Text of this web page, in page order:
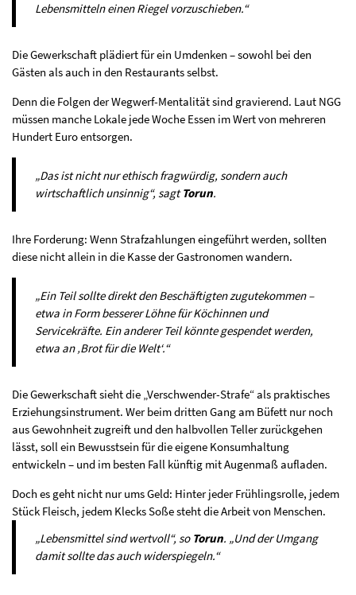
Lebensmitteln einen Riegel vorzuschieben.“
Die Gewerkschaft plädiert für ein Umdenken – sowohl bei den
Gästen als auch in den Restaurants selbst.
Denn die Folgen der Wegwerf-Mentalität sind gravierend. Laut NGG
müssen manche Lokale jede Woche Essen im Wert von mehreren
Hundert Euro entsorgen.
„Das ist nicht nur ethisch fragwürdig, sondern auch
wirtschaftlich unsinnig“, sagtTorun.
Ihre Forderung: Wenn Strafzahlungen eingeführt werden, sollten
diese nicht allein in die Kasse der Gastronomen wandern.
„Ein Teil sollte direkt den Beschäftigten zugutekommen –
etwa in Form besserer Löhne für Köchinnen und
Servicekräfte. Ein anderer Teil könnte gespendet werden,
etwa an ‚Brot für die Welt‘.“
Die Gewerkschaft sieht die „Verschwender-Strafe“ als praktisches
Erziehungsinstrument. Wer beim dritten Gang am Büfett nur noch
aus Gewohnheit zugreift und den halbvollen Teller zurückgehen
lässt, soll ein Bewusstsein für die eigene Konsumhaltung
entwickeln – und im besten Fall künftig mit Augenmaß aufladen.
Doch es geht nicht nur ums Geld: Hinter jeder Frühlingsrolle, jedem
Stück Fleisch, jedem Klecks Soße steht die Arbeit von Menschen.
„Lebensmittel sind wertvoll“, so Torun. „Und der Umgang
damit sollte das auch widerspiegeln.“